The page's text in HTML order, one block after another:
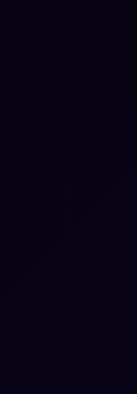
z klientem
klientom
głosowych. Rozwój
Alexa, Google
więcej użytkowników
z klawiatury czy
sugerując produkty
z
łatwiejsze
jednak jego
się ważnym